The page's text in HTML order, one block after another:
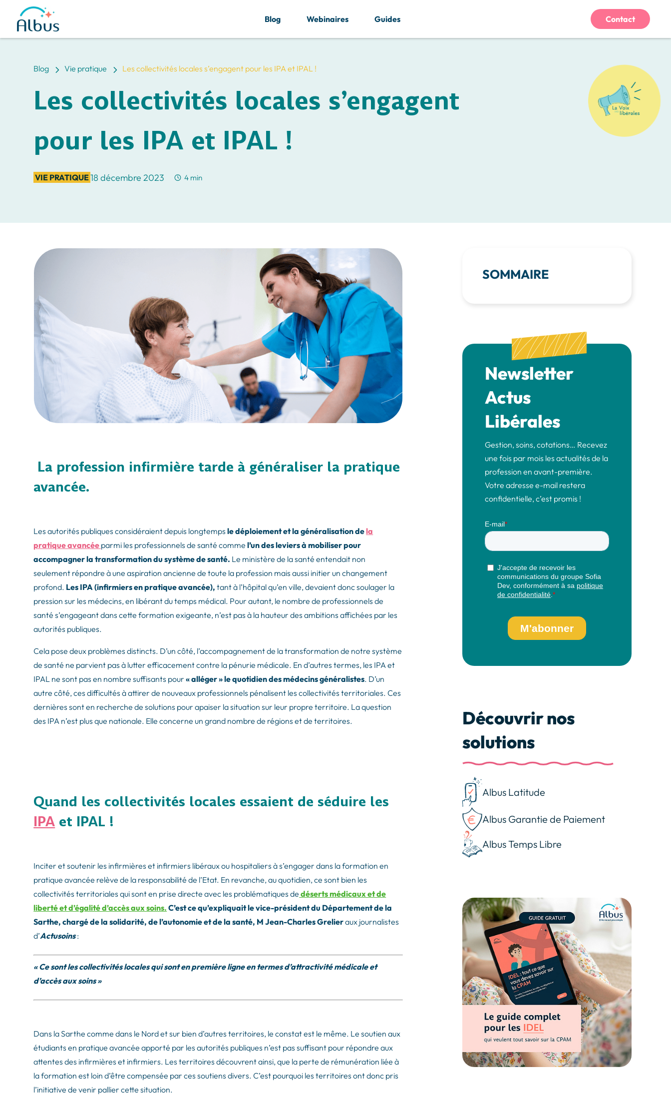
Blog 5 Vie pratique 5 Les collectivités locales s’engagent pour les IPA et IPAL !
Les collectivités locales s’engagent
pour les IPA et IPAL !
VIE PRATIQUE18 décembre 2023 4 min
La profession infirmière tarde à généraliser la pratique
avancée.
Les autorités publiques considéraient depuis longtemps le déploiement et la généralisation de la
pratique avancée parmi les professionnels de santé commel’un des leviers à mobiliser pour
accompagner la transformation du système de santé. Le ministère de la santé entendait non
seulement répondre à une aspiration ancienne de toute la profession mais aussi initier un changement
profond. Les IPA (infirmiers en pratique avancée), tant à l’hôpital qu’en ville, devaient donc soulager la
pression sur les médecins, en libérant du temps médical. Pour autant, le nombre de professionnels de
santé s’engageant dans cette formation exigeante, n’est pas à la hauteur des ambitions affichées par les
autorités publiques.
Cela pose deux problèmes distincts. D’un côté, l’accompagnement de la transformation de notre système
de santé ne parvient pas à lutter efficacement contre la pénurie médicale. En d’autres termes, les IPA et
IPAL ne sont pas en nombre suffisants pour« alléger » le quotidien des médecins généralistes. D’un
autre côté, ces difficultés à attirer de nouveaux professionnels pénalisent les collectivités territoriales. Ces
dernières sont en recherche de solutions pour apaiser la situation sur leur propre territoire. La question
des IPA n’est plus que nationale. Elle concerne un grand nombre de régions et de territoires.
Quand les collectivités locales essaient de séduire les
IPA et IPAL !
Inciter et soutenir les infirmières et infirmiers libéraux ou hospitaliers à s’engager dans la formation en
pratique avancée relève de la responsabilité de l’Etat. En revanche, au quotidien, ce sont bien les
collectivités territoriales qui sont en prise directe avec les problématiques de déserts médicaux et de
liberté et d’égalité d’accès aux soins. C’est ce qu’expliquait le vice-président du Département de la
Sarthe, chargé de la solidarité, de l’autonomie et de la santé, M Jean-Charles Grelieraux journalistes
d’Actusoins:
« Ce sont les collectivités locales qui sont en première ligne en termes d’attractivité médicale et
d’accès aux soins »
Dans la Sarthe comme dans le Nord et sur bien d’autres territoires, le constat est le même. Le soutien aux
étudiants en pratique avancée apporté par les autorités publiques n’est pas suffisant pour répondre aux
attentes des infirmières et infirmiers. Les territoires découvrent ainsi, que la perte de rémunération liée à
la formation est loin d’être compensée par ces soutiens divers. C’est pourquoi les territoires ont donc pris
l’initiative de venir pallier cette situation.
SOMMAIRE
Newsletter
Actus
Libérales
Gestion, soins, cotations… Recevez
une fois par mois les actualités de la
profession en avant-première.
Votre adresse e-mail restera
confidentielle, c’est promis !
Découvrir nos
solutions
Albus Latitude
Albus Garantie de Paiement
Albus Temps Libre
Blog Webinaires Guides Contact